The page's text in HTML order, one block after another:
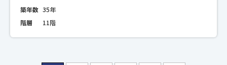
築年数 35年
階層
11階